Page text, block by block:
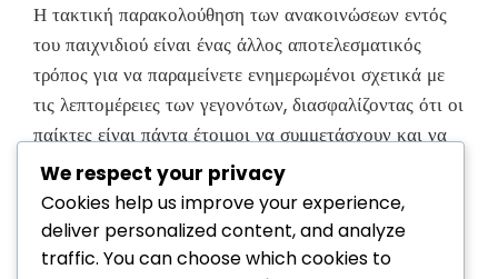
Η τακτική παρακολούθηση των ανακοινώσεων εντός
του παιχνιδιού είναι ένας άλλος αποτελεσματικός
τρόπος για να παραμείνετε ενημερωμένοι σχετικά με
τις λεπτομέρειες των γεγονότων, διασφαλίζοντας ότι οι
παίκτες είναι πάντα έτοιμοι να συμμετάσχουν και να
μεγιστοποιήσουν τις ανταμοιβές τους.
We respect your privacy
Cookies help us improve your experience,
deliver personalized content, and analyze
traffic. You can choose which cookies to